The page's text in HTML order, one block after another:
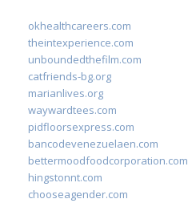
okhealthcareers.com
theintexperience.com
unboundedthefilm.com
catfriends-bg.org
marianlives.org
waywardtees.com
pidfloorsexpress.com
bancodevenezuelaen.com
bettermoodfoodcorporation.com
hingstonnt.com
chooseagender.com